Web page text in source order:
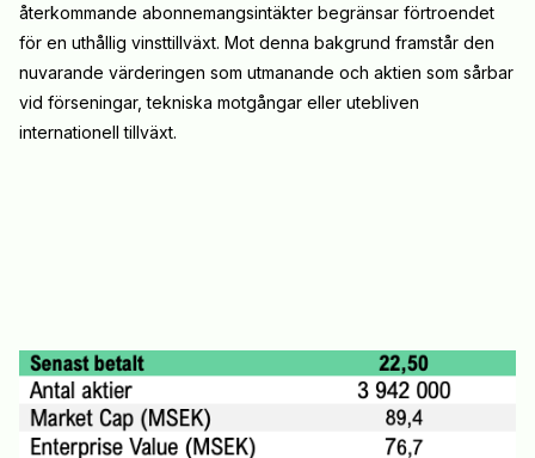
återkommande abonnemangsintäkter begränsar förtroendet
för en uthållig vinsttillväxt. Mot denna bakgrund framstår den
nuvarande värderingen som utmanande och aktien som sårbar
vid förseningar, tekniska motgångar eller utebliven
internationell tillväxt.